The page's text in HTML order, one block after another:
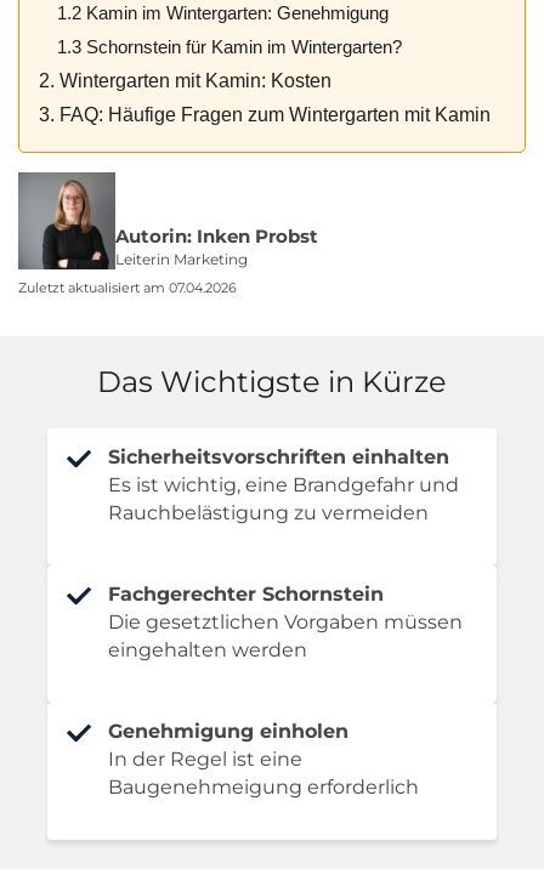
1.2 Kamin im Wintergarten: Genehmigung
1.3 Schornstein für Kamin im Wintergarten?
2. Wintergarten mit Kamin: Kosten
3. FAQ: Häufige Fragen zum Wintergarten mit Kamin
Autorin: Inken Probst
Leiterin Marketing
Zuletzt aktualisiert am 07.04.2026
Das Wichtigste in Kürze
Sicherheitsvorschriften einhalten
Es ist wichtig, eine Brandgefahr und
Rauchbelästigung zu vermeiden
Fachgerechter Schornstein
Die gesetztlichen Vorgaben müssen
eingehalten werden
Genehmigung einholen
In der Regel ist eine
Baugenehmeigung erforderlich